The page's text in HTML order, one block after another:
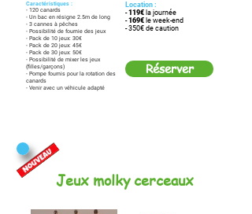
Caractéristiques :
- 120 canards
- Un bac en résigne 2.5m de long
- 3 cannes à pêches
- Possibilité de fournie des jeux
- Pack de 10 jeux: 30€
- Pack de 20 jeux: 45€
- Pack de 30 jeux: 50€
- Possibilité de mixer les jeux
(filles/garçons)
- Pompe fournis pour la rotation des
canards
- Venir avec un véhicule adapté
Location :
-119€ la journée
-169€ le week-end
- 350€ de caution
Réserver
Jeux molky cerceaux